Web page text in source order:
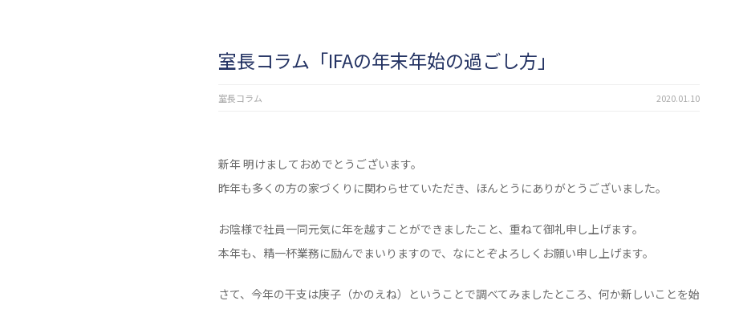
室長コラム「IFAの年末年始の過ごし方」
室長コラム 2020.01.10
新年 明けましておめでとうございます。
昨年も多くの方の家づくりに関わらせていただき、ほんとうにありがとうございました。
お陰様で社員一同元気に年を越すことができましたこと、重ねて御礼申し上げます。
本年も、精一杯業務に励んでまいりますので、なにとぞよろしくお願い申し上げます。
さて、今年の干支は庚子（かのえね）ということで調べてみましたところ、何か新しいことを始